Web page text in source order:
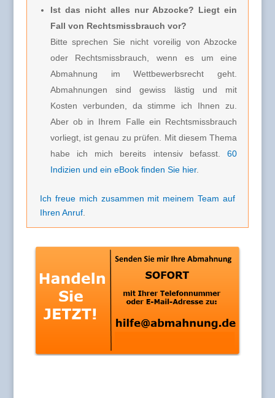
Ist das nicht alles nur Abzocke? Liegt ein
Fall von Rechtsmissbrauch vor?
Bitte sprechen Sie nicht voreilig von Abzocke
oder Rechtsmissbrauch, wenn es um eine
Abmahnung im Wettbewerbsrecht geht.
Abmahnungen sind gewiss lästig und mit
Kosten verbunden, da stimme ich Ihnen zu.
Aber ob in Ihrem Falle ein Rechtsmissbrauch
vorliegt, ist genau zu prüfen. Mit diesem Thema
habe ich mich bereits intensiv befasst.60
Indizien und ein eBook finden Sie hier.
Ich freue mich zusammen mit meinem Team auf
Ihren Anruf.